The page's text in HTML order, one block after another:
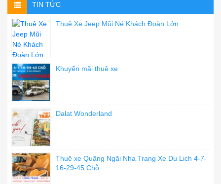
TIN TỨC
Thuê Xe Jeep Mũi Né Khách Đoàn Lớn
Khuyến mãi thuê xe
Dalat Wonderland
Thuê xe Quãng Ngãi Nha Trang Xe Du Lich 4-7-
16-29-45 Chỗ